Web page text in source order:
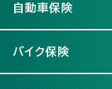
自動車保険
バイク保険